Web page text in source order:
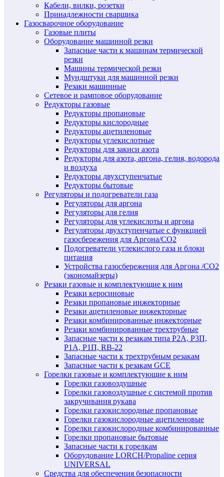
Кабели, вилки, розетки
Принадлежности сварщика
Газосварочное оборудование
Газовые плиты
Оборудование машинной резки
Запасные части к машинам термической
резки
Машины термической резки
Мундштуки для машинной резки
Резаки машинные
Сетевое и рамповое оборудование
Редукторы газовые
Редукторы пропановые
Редукторы кислородные
Редукторы ацетиленовые
Редукторы углекислотные
Редукторы для закиси азота
Редукторы для азота, аргона, гелия, водорода
и воздуха
Редукторы двухступенчатые
Редукторы бытовые
Регуляторы и подогреватели газа
Регуляторы для аргона
Регуляторы для гелия
Регуляторы для углекислоты и аргона
Регуляторы двухступенчатые c функцией
газосбережения для Аргона/СО2
Подогреватели углекислого газа и блоки
питания
Устройства газосбережения для Аргона /СО2
(экономайзеры)
Резаки газовые и комплектующие к ним
Резаки керосиновые
Резаки пропановые инжекторные
Резаки ацетиленовые инжекторные
Резаки комбинированные инжекторные
Резаки комбинированные трехтрубные
Запасные части к резакам типа Р2А, Р3П,
Р1А, Р1П, RB-22
Запасные части к трехтрубным резакам
Запасные части к резакам GCE
Горелки газовые и комплектующие к ним
Горелки газовоздушные
Горелки газовоздушные с системой против
закручивания рукава
Горелки газокислородные пропановые
Горелки газокислородные ацетиленовые
Горелки газокислородные комбинированные
Горелки пропановые бытовые
Запасные части к горелкам
Оборудование LORCH/Propaline серия
UNIVERSAL
Средства для обеспечения безопасности